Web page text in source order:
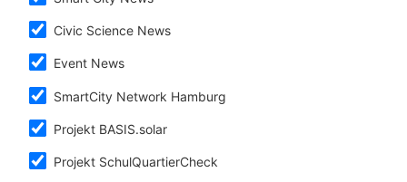
Civic Science News
Event News
SmartCity Network Hamburg
Projekt BASIS.solar
Projekt SchulQuartierCheck